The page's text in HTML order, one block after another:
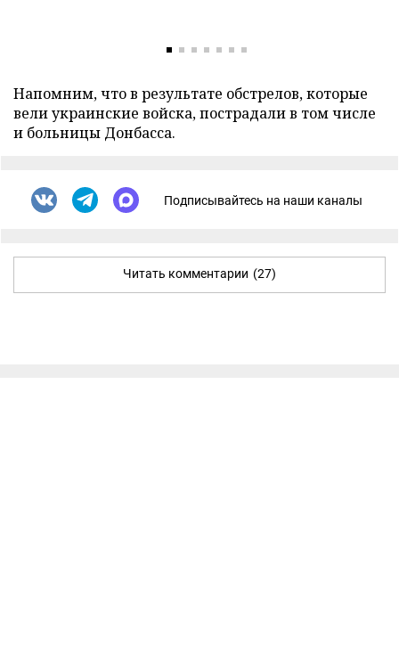
Напомним, что в результате обстрелов, которые
вели украинские войска, пострадали в том числе
и больницы Донбасса.
Подписывайтесь на наши каналы
Читать комментарии (27)